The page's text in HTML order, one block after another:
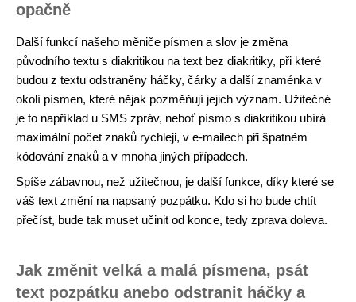
opačně
Další funkcí našeho měniče písmen a slov je změna
původního textu s diakritikou na text bez diakritiky, při které
budou z textu odstraněny háčky, čárky a další znaménka v
okolí písmen, které nějak pozměňují jejich význam. Užitečné
je to například u SMS zpráv, neboť písmo s diakritikou ubírá
maximální počet znaků rychleji, v e-mailech při špatném
kódování znaků a v mnoha jiných případech.
Spíše zábavnou, než užitečnou, je další funkce, díky které se
váš text změní na napsaný pozpátku. Kdo si ho bude chtít
přečíst, bude tak muset učinit od konce, tedy zprava doleva.
Jak změnit velká a malá písmena, psát
text pozpátku anebo odstranit háčky a